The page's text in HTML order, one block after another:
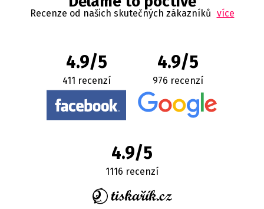
Recenze od našich skutečných zákazníků více
4.9/5
411 recenzí
4.9/5
976 recenzí
4.9/5
1116 recenzí